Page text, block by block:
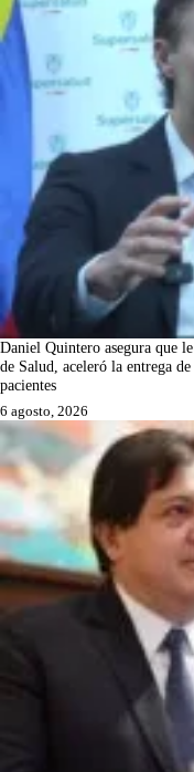
Daniel Quintero asegura que
de Salud, aceleró la entrega
pacientes
6 agosto, 2026